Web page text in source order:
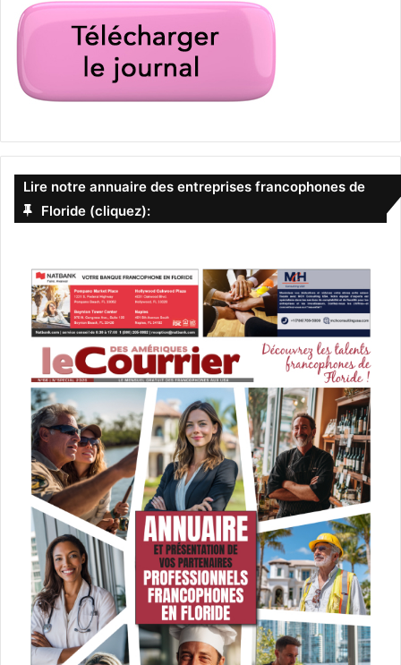
Lire notre annuaire des entreprises francophones de
Floride (cliquez):